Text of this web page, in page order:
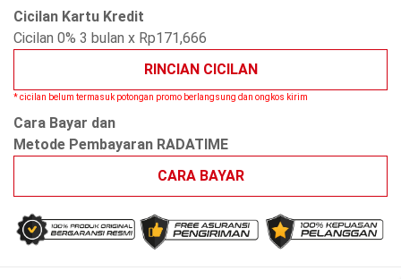
Cicilan Kartu Kredit
Cicilan 0% 3 bulan x Rp171,666
RINCIAN CICILAN
* cicilan belum termasuk potongan promo berlangsung dan ongkos kirim
Cara Bayar dan
Metode Pembayaran RADATIME
CARA BAYAR